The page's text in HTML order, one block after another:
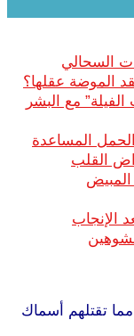
السحالي
الفيلة” مع البشر
الحمل المساعدة
القلب
الإنجاب